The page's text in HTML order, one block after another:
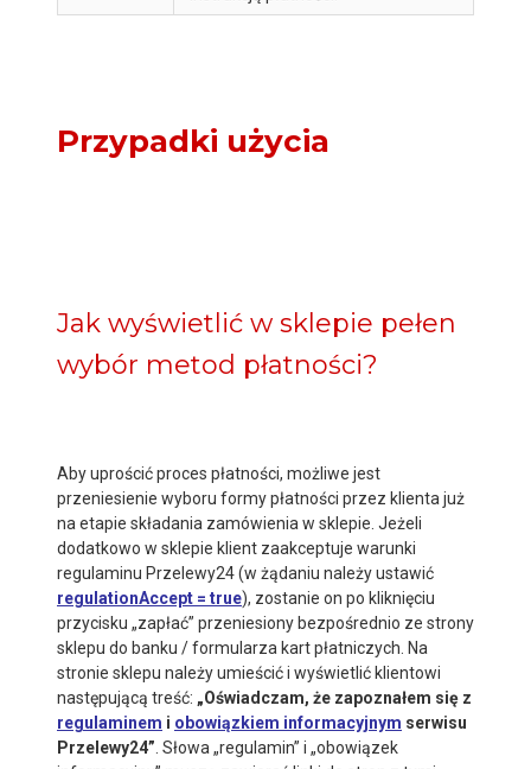
Przypadki użycia
Jak wyświetlić w sklepie pełen
wybór metod płatności?
Aby uprościć proces płatności, możliwe jest
przeniesienie wyboru formy płatności przez klienta już
na etapie składania zamówienia w sklepie. Jeżeli
dodatkowo w sklepie klient zaakceptuje warunki
regulaminu Przelewy24 (w żądaniu należy ustawić
regulationAccept = true), zostanie on po kliknięciu
przycisku „zapłać” przeniesiony bezpośrednio ze strony
sklepu do banku / formularza kart płatniczych. Na
stronie sklepu należy umieścić i wyświetlić klientowi
następującą treść: „Oświadczam, że zapoznałem się z
regulaminem i obowiązkiem informacyjnym serwisu
Przelewy24”. Słowa „regulamin” i „obowiązek